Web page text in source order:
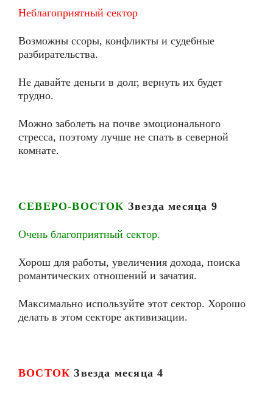
Неблагоприятный сектор
Возможны ссоры, конфликты и судебные
разбирательства.
Не давайте деньги в долг, вернуть их будет
трудно.
Можно заболеть на почве эмоционального
стресса, поэтому лучше не спать в северной
комнате.
СЕВЕРО-ВОСТОК Звезда месяца 9
Очень благоприятный сектор.
Хорош для работы, увеличения дохода, поиска
романтических отношений и зачатия.
Максимально используйте этот сектор. Хорошо
делать в этом секторе активизации.
ВОСТОК Звезда месяца 4